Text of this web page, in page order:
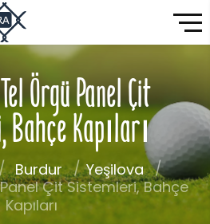
Örgü Panel Çit
Kapıları
Burdur
Yeşilova
Çit Sistemleri, Bahçe
Kapıları